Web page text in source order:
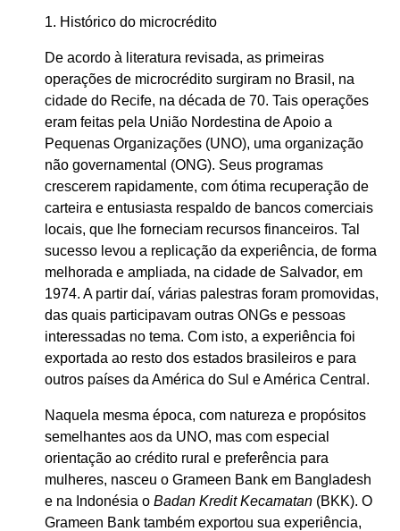
1. Histórico do microcrédito
De acordo à literatura revisada, as primeiras
operações de microcrédito surgiram no Brasil, na
cidade do Recife, na década de 70. Tais operações
eram feitas pela União Nordestina de Apoio a
Pequenas Organizações (UNO), uma organização
não governamental (ONG). Seus programas
crescerem rapidamente, com ótima recuperação de
carteira e entusiasta respaldo de bancos comerciais
locais, que lhe forneciam recursos financeiros. Tal
sucesso levou a replicação da experiência, de forma
melhorada e ampliada, na cidade de Salvador, em
1974. A partir daí, várias palestras foram promovidas,
das quais participavam outras ONGs e pessoas
interessadas no tema. Com isto, a experiência foi
exportada ao resto dos estados brasileiros e para
outros países da América do Sul e América Central.
Naquela mesma época, com natureza e propósitos
semelhantes aos da UNO, mas com especial
orientação ao crédito rural e preferência para
mulheres, nasceu o Grameen Bank em Bangladesh
e na Indonésia o Badan Kredit Kecamatan (BKK). O
Grameen Bank também exportou sua experiência,